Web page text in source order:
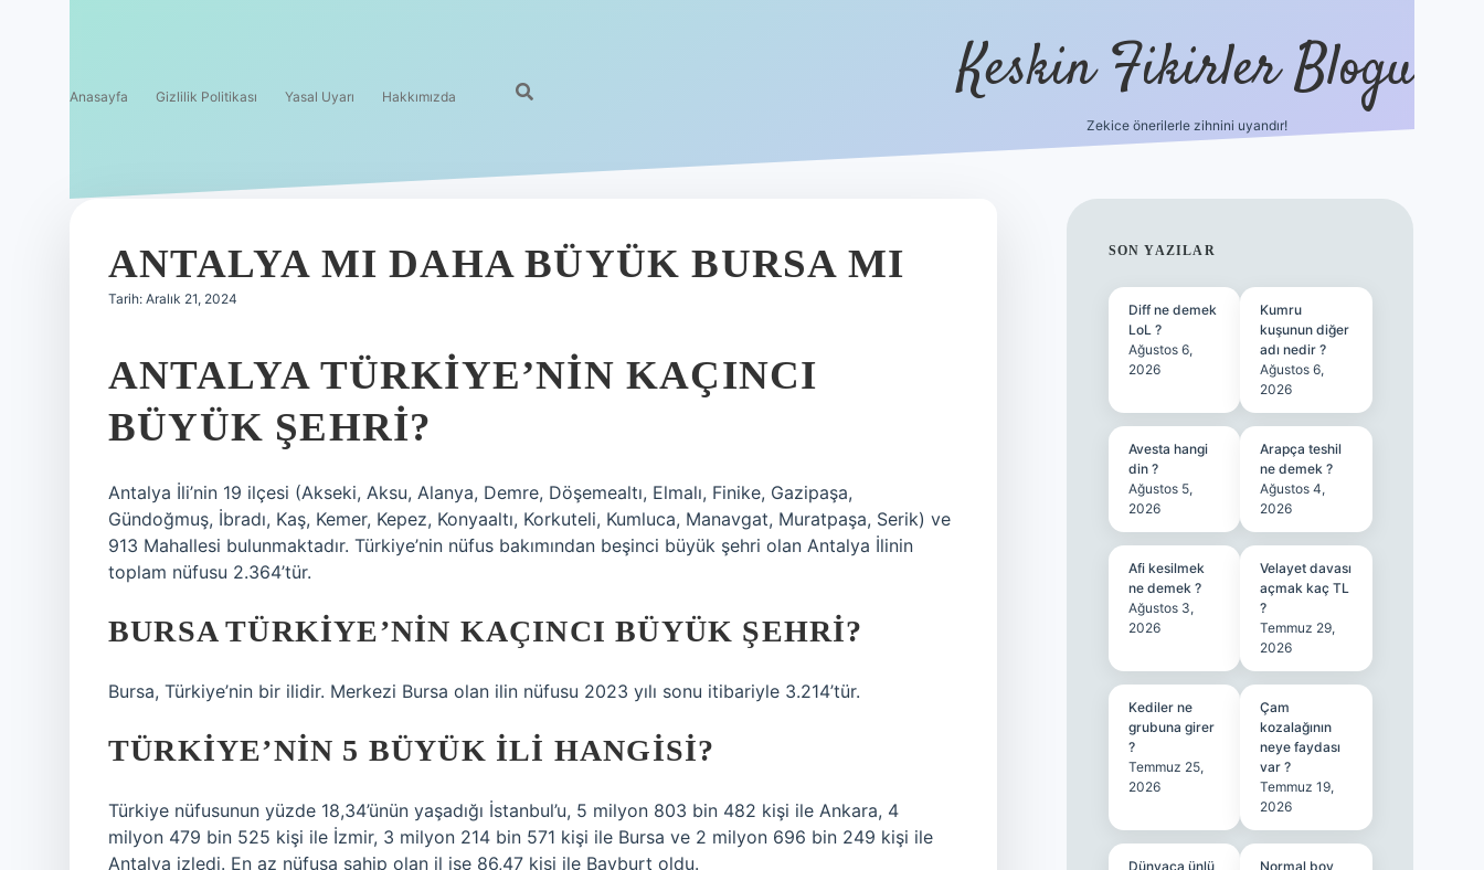
Anasayfa Gizlilik Politikası Yasal Uyarı Hakkımızda Keskin Fikirler Blogu
Zekice önerilerle zihnini uyandır!
ANTALYA MI DAHA BÜYÜK BURSA MI
Tarih: Aralık 21, 2024
ANTALYA TÜRKIYE’NIN KAÇINCI
BÜYÜK ŞEHRI?
Antalya İli’nin 19 ilçesi (Akseki, Aksu, Alanya, Demre, Döşemealtı, Elmalı, Finike, Gazipaşa,
Gündoğmuş, İbradı, Kaş, Kemer, Kepez, Konyaaltı, Korkuteli, Kumluca, Manavgat, Muratpaşa, Serik) ve
913 Mahallesi bulunmaktadır. Türkiye’nin nüfus bakımından beşinci büyük şehri olan Antalya İlinin
toplam nüfusu 2.364’tür.
BURSA TÜRKIYE’NIN KAÇINCI BÜYÜK ŞEHRI?
Bursa, Türkiye’nin bir ilidir. Merkezi Bursa olan ilin nüfusu 2023 yılı sonu itibariyle 3.214’tür.
TÜRKIYE’NIN 5 BÜYÜK ILI HANGISI?
Türkiye nüfusunun yüzde 18,34’ünün yaşadığı İstanbul’u, 5 milyon 803 bin 482 kişi ile Ankara, 4
milyon 479 bin 525 kişi ile İzmir, 3 milyon 214 bin 571 kişi ile Bursa ve 2 milyon 696 bin 249 kişi ile
Antalya izledi. En az nüfusa sahip olan il ise 86,47 kişi ile Bayburt oldu.
SIDEBAR
SON YAZILAR
Diff ne demek
LoL ?
Ağustos 6,
2026
Kumru
kuşunun diğer
adı nedir ?
Ağustos 6,
2026
Avesta hangi
din ?
Ağustos 5,
2026
Arapça teshil
ne demek ?
Ağustos 4,
2026
Afi kesilmek
ne demek ?
Ağustos 3,
2026
Velayet davası
açmak kaç TL
?
Temmuz 29,
2026
Kediler ne
grubuna girer
?
Temmuz 25,
2026
Çam
kozalağının
neye faydası
var ?
Temmuz 19,
2026
Dünyaca ünlü
Normal boy